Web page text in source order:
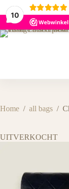
10
Ga
Home / all bags /
UITVERKOCHT